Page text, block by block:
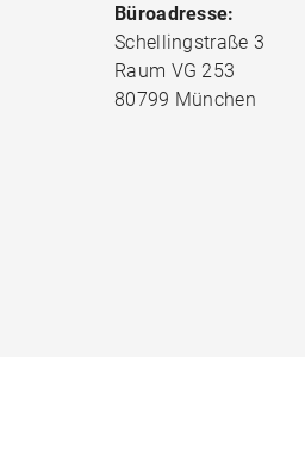
Büroadresse:
Schellingstraße 3
Raum VG 253
80799 München